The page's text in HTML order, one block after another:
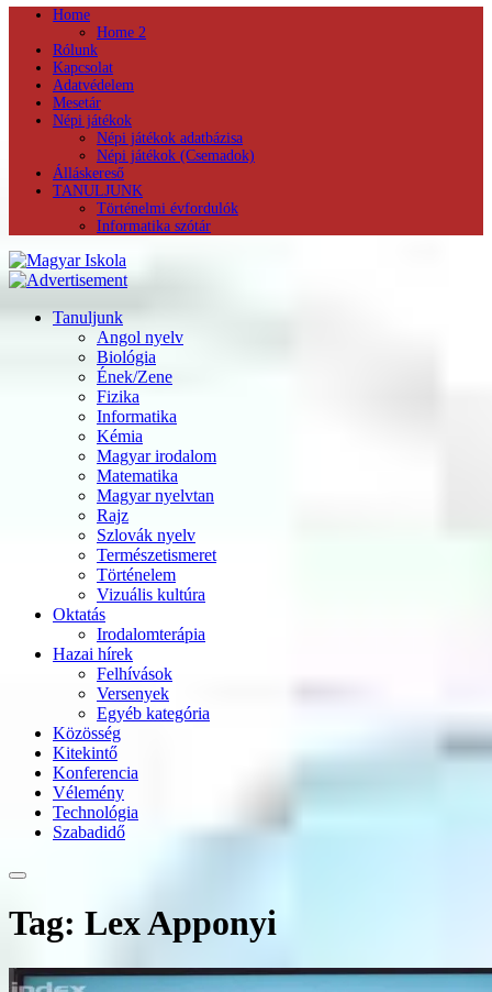
Home
Home 2
Rólunk
Kapcsolat
Adatvédelem
Mesetár
Népi játékok
Népi játékok adatbázisa
Népi játékok (Csemadok)
Álláskereső
TANULJUNK
Történelmi évfordulók
Informatika szótár
Tanuljunk
Angol nyelv
Biológia
Ének/Zene
Fizika
Informatika
Kémia
Magyar irodalom
Matematika
Magyar nyelvtan
Rajz
Szlovák nyelv
Természetismeret
Történelem
Vizuális kultúra
Oktatás
Irodalomterápia
Hazai hírek
Felhívások
Versenyek
Egyéb kategória
Közösség
Kitekintő
Konferencia
Vélemény
Technológia
Szabadidő
Tag: Lex Apponyi